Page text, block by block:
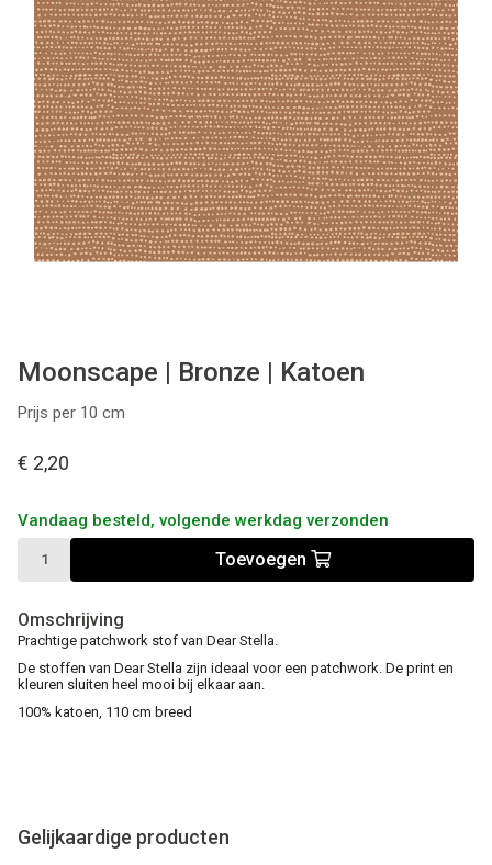
Tips & tricks
Cadeaubon
Solden
Contact
Moonscape | Bronze | Katoen
Prijs per 10 cm
€ 2,20
Vandaag besteld, volgende werkdag verzonden
Toevoegen
Omschrijving
Prachtige patchwork stof van Dear Stella.
De stoffen van Dear Stella zijn ideaal voor een patchwork. De print en
kleuren sluiten heel mooi bij elkaar aan.
100% katoen, 110 cm breed
Gelijkaardige producten